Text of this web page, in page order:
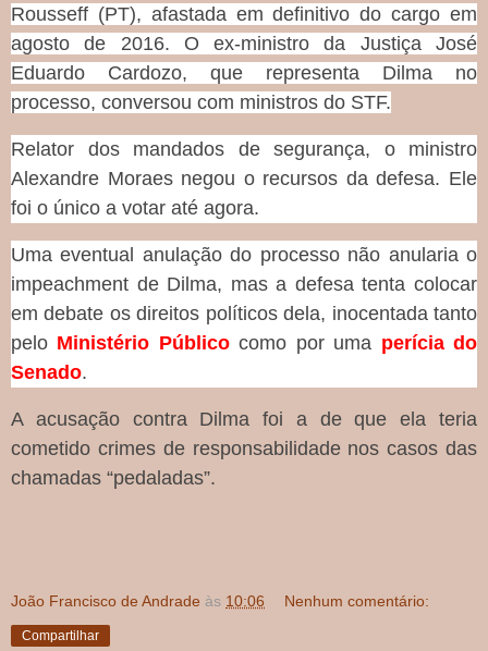
Rousseff (PT), afastada em definitivo do cargo em
agosto de 2016. O ex-ministro da Justiça José
Eduardo Cardozo, que representa Dilma no
processo, conversou com ministros do STF.
Relator dos mandados de segurança, o ministro
Alexandre Moraes negou o recursos da defesa. Ele
foi o único a votar até agora.
Uma eventual anulação do processo não anularia o
impeachment de Dilma, mas a defesa tenta colocar
em debate os direitos políticos dela, inocentada tanto
pelo Ministério Públicocomo por uma perícia do
Senado.
A acusação contra Dilma foi a de que ela teria
cometido crimes de responsabilidade nos casos das
chamadas “pedaladas”.
João Francisco de Andrade às 10:06 Nenhum comentário:
Compartilhar